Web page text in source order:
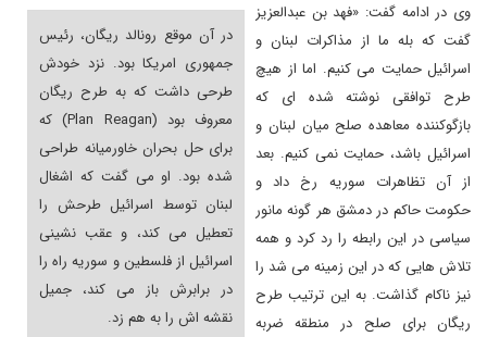
در آن موقع رونالد ریگان، رئیس
جمهوری امریکا بود. نزد خودش
طرحی داشت که به طرح ریگان
معروف بود (Plan Reagan)که
برای حل بحران خاورمیانه طراحی
شده بود. او می گفت که اشغال
لبنان توسط اسرائیل طرحش را
تعطیل می کند، و عقب نشینی
اسرائیل از فلسطین و سوریه راه را
در برابرش باز می کند، جمیل
نقشه اش را به هم زد.
وی در ادامه گفت: «فهد بن عبدالعزیز
گفت که بله ما از مذاکرات لبنان و
اسرائیل حمایت می کنیم. اما از هیچ
طرح توافقی نوشته شده ای که
بازگوکننده معاهده صلح میان لبنان و
اسرائیل باشد، حمایت نمی کنیم. بعد
از آن تظاهرات سوریه رخ داد و
حکومت حاکم در دمشق هر گونه مانور
سیاسی در این رابطه را رد کرد و همه
تلاش هایی که در این زمینه می شد را
نیز ناکام گذاشت. به این ترتیب طرح
ریگان برای صلح در منطقه ضربه